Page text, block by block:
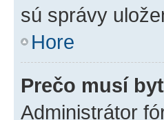
sú správy
Hore
Prečo musí
Administrátor